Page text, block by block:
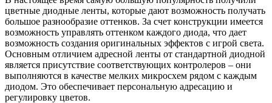
цветные диодные ленты, которые дают возможность получать
большое разнообразие оттенков. За счет конструкции имеется
возможность управлять оттенком каждого диода, что дает
возможность создания оригинальных эффектов с игрой света.
Основным отличием адресной ленты от стандартной диодной
является присутствие соответствующих контролеров – они
выполняются в качестве мелких микросхем рядом с каждым
диодом. Это обеспечивает персональную адресацию и
регулировку цветов.